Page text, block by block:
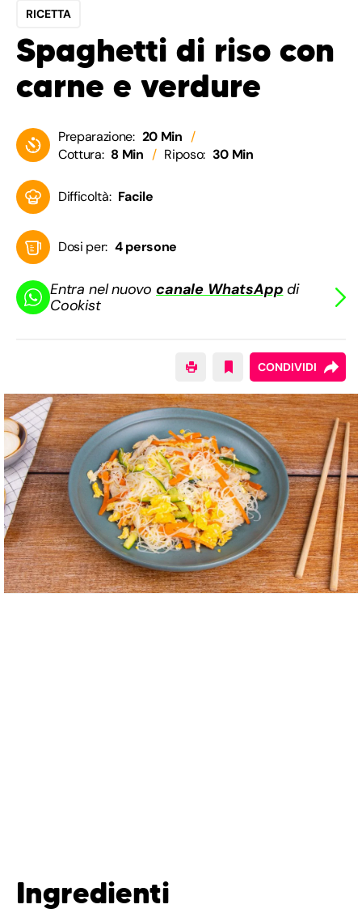
RICETTA
Spaghetti di riso con
carne e verdure
Preparazione: 20 Min
Cottura: 8 Min Riposo: 30 Min
Difficoltà: Facile
Dosi per: 4 persone
Entra nel nuovocanale WhatsApp di
Cookist
CONDIVIDI
Ingredienti